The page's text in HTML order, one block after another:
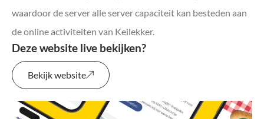
waardoor de server alle server capaciteit kan besteden aan
de online activiteiten van Keilekker.
Deze website live bekijken?
Bekijk website